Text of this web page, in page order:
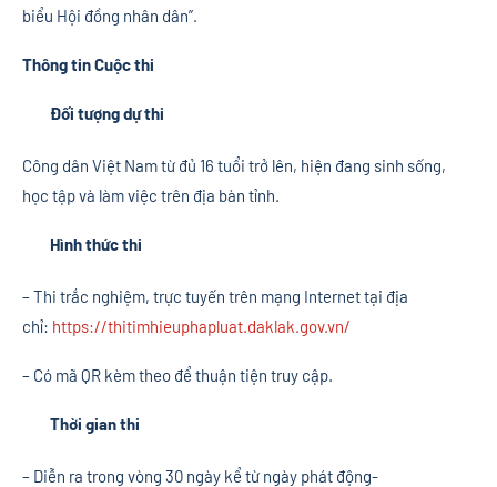
biểu Hội đồng nhân dân”.
Thông tin Cuộc thi
Đối tượng dự thi
Công dân Việt Nam từ đủ 16 tuổi trở lên, hiện đang sinh sống,
học tập và làm việc trên địa bàn tỉnh.
Hình thức thi
– Thi trắc nghiệm, trực tuyến trên mạng Internet tại địa
chỉ: https://thitimhieuphapluat.daklak.gov.vn/
– Có mã QR kèm theo để thuận tiện truy cập.
Thời gian thi
– Diễn ra trong vòng 30 ngày kể từ ngày phát động-